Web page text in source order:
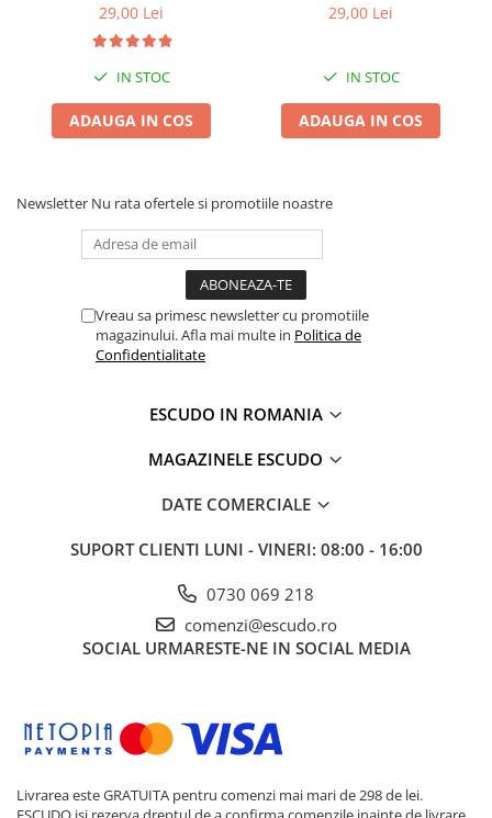
29,00 Lei
IN STOC
ADAUGA IN COS
29,00 Lei
IN STOC
ADAUGA IN COS
Newsletter Nu rata ofertele si promotiile noastre
Vreau sa primesc newsletter cu promotiile
magazinului. Afla mai multe in Politica de
Confidentialitate
ESCUDO IN ROMANIA
MAGAZINELE ESCUDO
DATE COMERCIALE
SUPORT CLIENTI LUNI - VINERI: 08:00 - 16:00
0730 069 218
comenzi@escudo.ro
SOCIAL URMARESTE-NE IN SOCIAL MEDIA
Livrarea este GRATUITA pentru comenzi mai mari de 298 de lei.